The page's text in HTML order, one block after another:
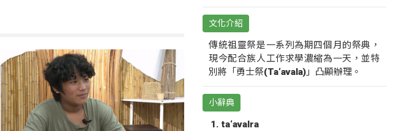
文化介紹
傳統祖靈祭是一系列為期四個月的祭典，
現今配合族人工作求學濃縮為一天，並特
別將「勇士祭(Ta‘avala)」凸顯辦理。
小辭典
ta‘avalra